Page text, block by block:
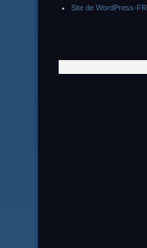
Site de WordPress-FR